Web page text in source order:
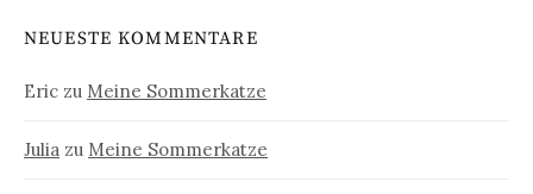
NEUESTE KOMMENTARE
Eric zu Meine Sommerkatze
Julia zu Meine Sommerkatze